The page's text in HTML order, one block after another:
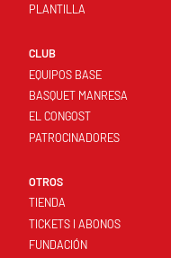
PLANTILLA
CLUB
EQUIPOS BASE
BASQUET MANRESA
EL CONGOST
PATROCINADORES
OTROS
TIENDA
TICKETS I ABONOS
FUNDACIÓN